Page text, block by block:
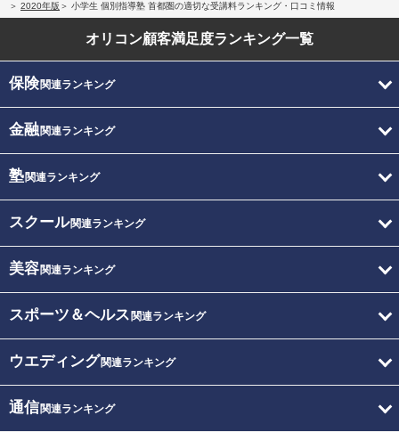
2020年版
小学生 個別指導塾 首都圏の適切な受講料ランキング・口コミ情報
オリコン顧客満足度ランキング一覧
保険関連ランキング
金融関連ランキング
塾関連ランキング
スクール関連ランキング
美容関連ランキング
スポーツ＆ヘルス 関連ランキング
ウエディング関連ランキング
通信関連ランキング